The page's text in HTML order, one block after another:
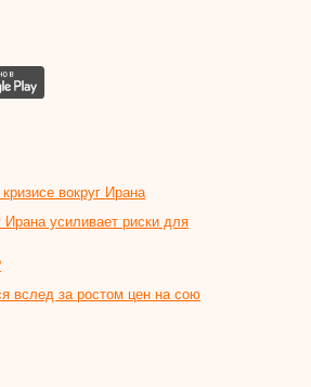
вокруг Ирана
Ирана усиливает риски для
вслед за ростом цен на сою